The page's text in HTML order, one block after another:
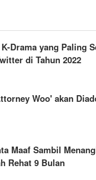
Drama yang Paling
di Tahun 2022
Woo' akan
Maaf Sambil
Rehat 9 Bulan